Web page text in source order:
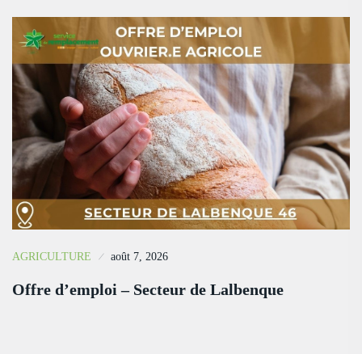
AGRICULTURE août 7, 2026
Offre d’emploi – Secteur de Lalbenque